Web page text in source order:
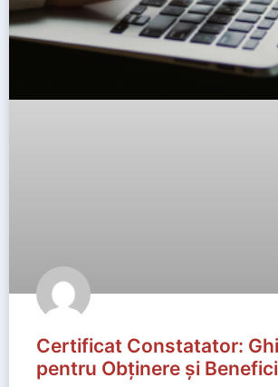
Certificat Constatator:
pentru Obținere și